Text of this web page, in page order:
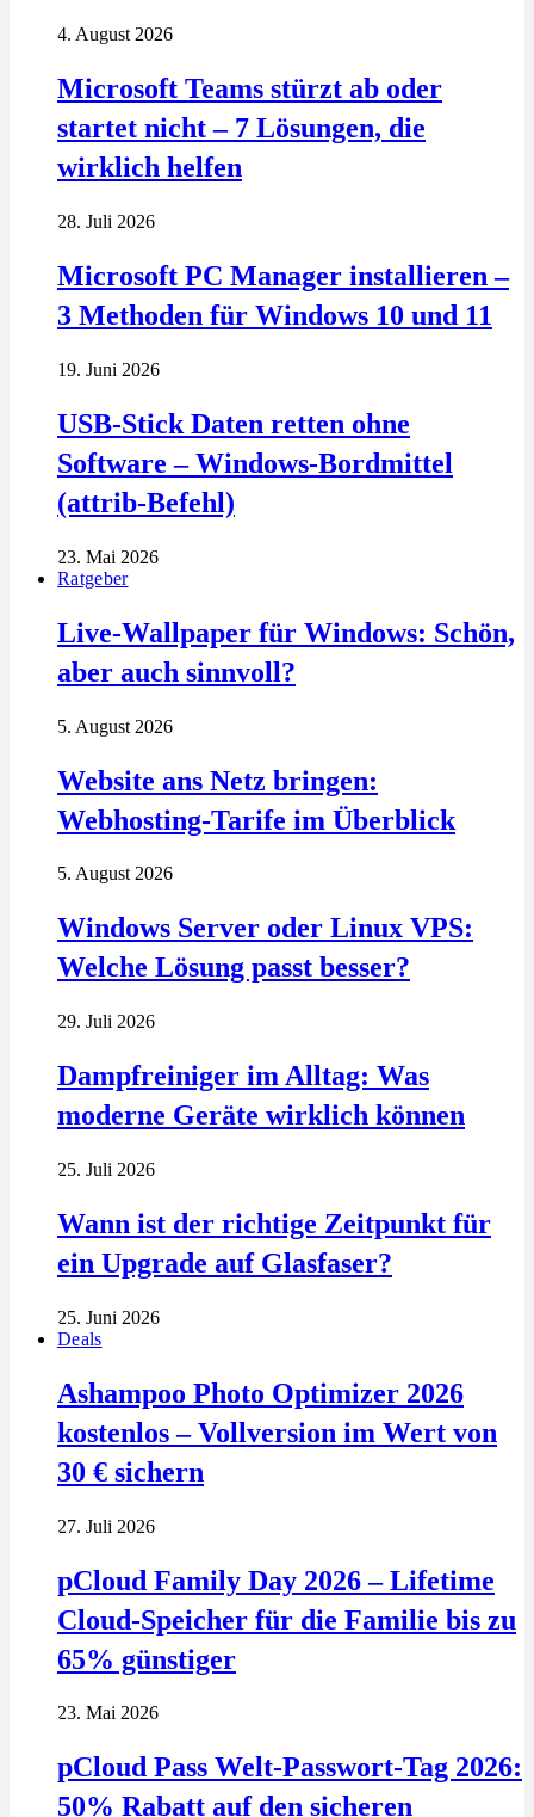
4. August 2026
Microsoft Teams stürzt ab oder
startet nicht – 7 Lösungen, die
wirklich helfen
28. Juli 2026
Microsoft PC Manager installieren –
3 Methoden für Windows 10 und 11
19. Juni 2026
USB-Stick Daten retten ohne
Software – Windows-Bordmittel
(attrib-Befehl)
23. Mai 2026
Ratgeber
Live-Wallpaper für Windows: Schön,
aber auch sinnvoll?
5. August 2026
Website ans Netz bringen:
Webhosting-Tarife im Überblick
5. August 2026
Windows Server oder Linux VPS:
Welche Lösung passt besser?
29. Juli 2026
Dampfreiniger im Alltag: Was
moderne Geräte wirklich können
25. Juli 2026
Wann ist der richtige Zeitpunkt für
ein Upgrade auf Glasfaser?
25. Juni 2026
Deals
Ashampoo Photo Optimizer 2026
kostenlos – Vollversion im Wert von
30 € sichern
27. Juli 2026
pCloud Family Day 2026 – Lifetime
Cloud-Speicher für die Familie bis zu
65% günstiger
23. Mai 2026
pCloud Pass Welt-Passwort-Tag 2026:
50% Rabatt auf den sicheren